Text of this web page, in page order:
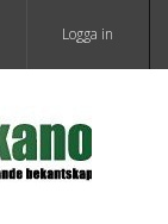
Logga in